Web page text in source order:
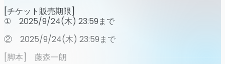
[チケット販売期限]
① 2025/9/24(木) 23:59まで
② 2025/9/24(木) 23:59まで
[脚本] 藤森一朗